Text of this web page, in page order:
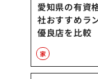
愛知県の有資
社おすすめラ
優良店を比較
家